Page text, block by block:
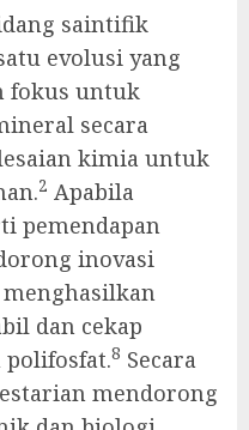
saintifik
evolusi yang
fokus untuk
secara
kimia untuk
2 Apabila
pemendapan
inovasi
dan cekap
8 Secara
mendorong